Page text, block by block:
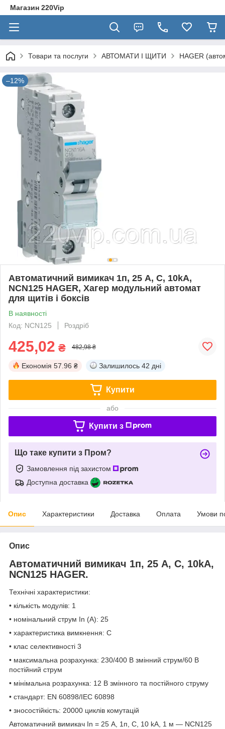
Магазин 220Vip
Товари та послуги АВТОМАТИ І ЩИТИ HAGER
–12%
Автоматичний вимикач 1п, 25 А, C, 10kA,
NCN125 HAGER, Хагер модульний автомат
для щитів і боксів
В наявності
Код: NCN125
Роздріб
425,02 ₴ 482,98 ₴
Економія 57.96 ₴ Залишилось 42 дні
Купити
або
Купити з
Що таке купити з Пром?
Замовлення під захистом
Доступна доставка
Опис Характеристики Доставка Оплата Умови
Опис
Автоматичний вимикач 1п, 25 А, C, 10kA,
NCN125 HAGER.
Технічні характеристики:
• кількість модулів: 1
• номінальний струм In (A): 25
• характеристика вимкнення: C
• клас селективності 3
• максимальна розрахунка: 230/400 В змінний струм/60 В
постійний струм
• мінімальна розрахунка: 12 В змінного та постійного струму
• стандарт: EN 60898/IEC 60898
• зносостійкість: 20000 циклів комутацій
Автоматичний вимикач In = 25 А, 1п, С, 10 kA, 1 м — NCN125